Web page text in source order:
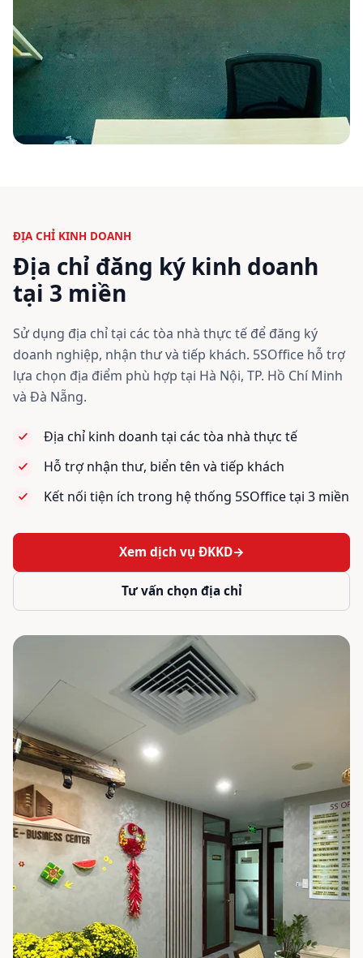
ĐỊA CHỈ KINH DOANH
Địa chỉ đăng ký kinh doanh
tại 3 miền
Sử dụng địa chỉ tại các tòa nhà thực tế để đăng ký
doanh nghiệp, nhận thư và tiếp khách. 5SOffice hỗ trợ
lựa chọn địa điểm phù hợp tại Hà Nội, TP. Hồ Chí Minh
và Đà Nẵng.
Địa chỉ kinh doanh tại các tòa nhà thực tế
Hỗ trợ nhận thư, biển tên và tiếp khách
Kết nối tiện ích trong hệ thống 5SOffice tại 3 miền
Xem dịch vụ ĐKKD→
Tư vấn chọn địa chỉ